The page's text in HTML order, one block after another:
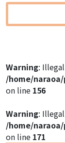
Warning:
/home/
on line 156
Warning:
/home/
on line 171